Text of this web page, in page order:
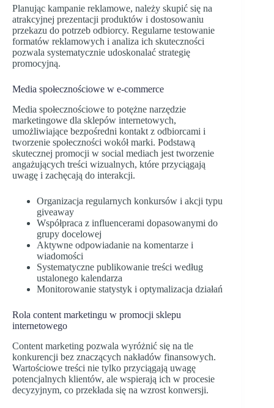
Planując kampanie reklamowe, należy skupić się na
atrakcyjnej prezentacji produktów i dostosowaniu
przekazu do potrzeb odbiorcy. Regularne testowanie
formatów reklamowych i analiza ich skuteczności
pozwala systematycznie udoskonalać strategię
promocyjną.
Media społecznościowe w e-commerce
Media społecznościowe to potężne narzędzie
marketingowe dla sklepów internetowych,
umożliwiające bezpośredni kontakt z odbiorcami i
tworzenie społeczności wokół marki. Podstawą
skutecznej promocji w social mediach jest tworzenie
angażujących treści wizualnych, które przyciągają
uwagę i zachęcają do interakcji.
Organizacja regularnych konkursów i akcji typu
giveaway
Współpraca z influencerami dopasowanymi do
grupy docelowej
Aktywne odpowiadanie na komentarze i
wiadomości
Systematyczne publikowanie treści według
ustalonego kalendarza
Monitorowanie statystyk i optymalizacja działań
Rola content marketingu w promocji sklepu
internetowego
Content marketing pozwala wyróżnić się na tle
konkurencji bez znaczących nakładów finansowych.
Wartościowe treści nie tylko przyciągają uwagę
potencjalnych klientów, ale wspierają ich w procesie
decyzyjnym, co przekłada się na wzrost konwersji.